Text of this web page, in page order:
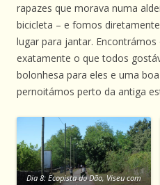
rapazes que morava numa
bicicleta – e fomos
lugar para jantar.
exatamente o que todos
bolonhesa para eles e uma
pernoitámos perto da antiga
Dia 8: Ecopista do Dão, Viseu com